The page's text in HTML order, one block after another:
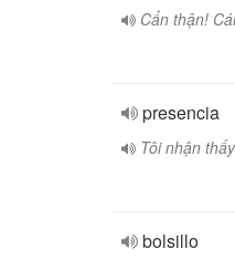
Cẩn thận!
presencia
Tôi nhận
bolsillo